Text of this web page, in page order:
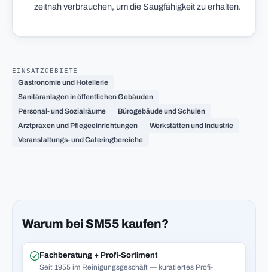
zeitnah verbrauchen, um die Saugfähigkeit zu erhalten.
EINSATZGEBIETE
Gastronomie und Hotellerie
Sanitäranlagen in öffentlichen Gebäuden
Personal- und Sozialräume
Bürogebäude und Schulen
Arztpraxen und Pflegeeinrichtungen
Werkstätten und Industrie
Veranstaltungs- und Cateringbereiche
Warum bei SM55 kaufen?
Fachberatung + Profi-Sortiment
Seit 1955 im Reinigungsgeschäft — kuratiertes Profi-